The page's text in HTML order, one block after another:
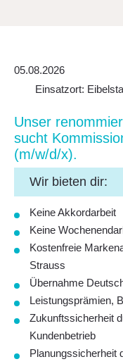
05.08.2026
Einsatzort:
Unser
sucht
(m/w/d/x).
Wir bieten dir:
KeineAkkordarbeit
Keine
Kostenfreie
Strauss
Übernahme
Leistungsprämien,
Zukunftssicherheit
Kundenbetrieb
Planungssicherheit